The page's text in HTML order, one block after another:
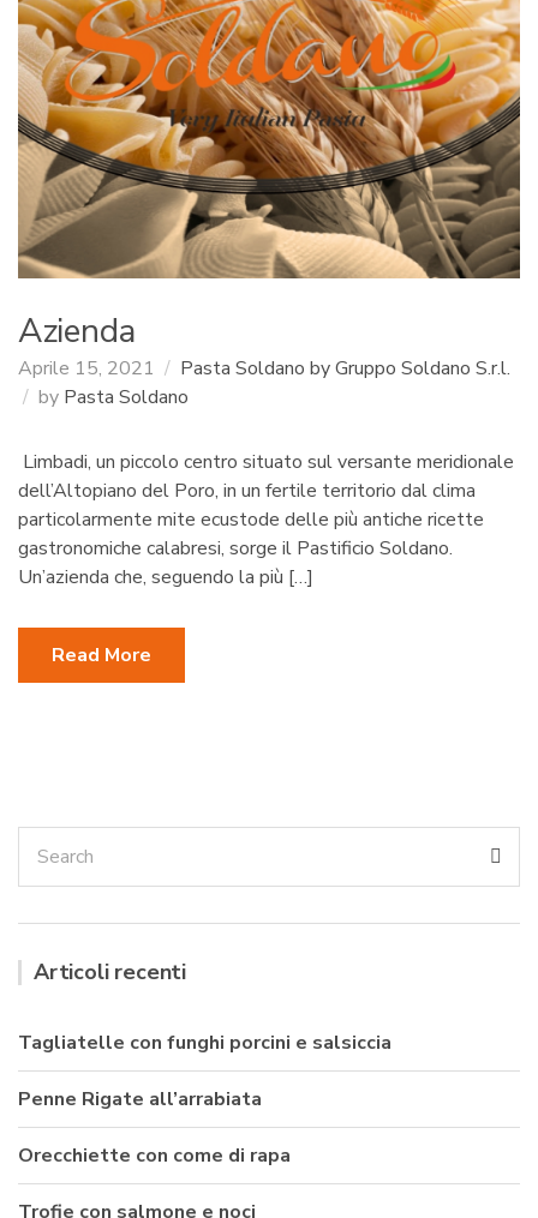
Azienda
Aprile 15, 2021
Pasta Soldano by Gruppo Soldano S.r.l.
by Pasta Soldano
Limbadi, un piccolo centro situato sul versante meridionale
dell’Altopiano del Poro, in un fertile territorio dal clima
particolarmente mite ecustode delle più antiche ricette
gastronomiche calabresi, sorge il Pastificio Soldano.
Un’azienda che, seguendo la più […]
Read More
for:
Articoli recenti
Tagliatelle con funghi porcini e salsiccia
Penne Rigate all’arrabiata
Orecchiette con come di rapa
Trofie con salmone e noci